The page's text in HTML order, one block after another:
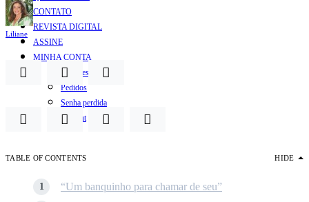
CONTATO
REVISTA DIGITAL
ASSINE
MINHA CONTA
Detalhes da conta
Pedidos
Senha perdida
Log out
Liliane
TABLE OF CONTENTS HIDE
“Um banquinho para chamar de seu”